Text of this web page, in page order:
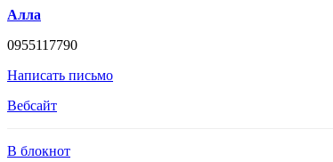
Алла
0955117790
Написать письмо
Вебсайт
В блокнот